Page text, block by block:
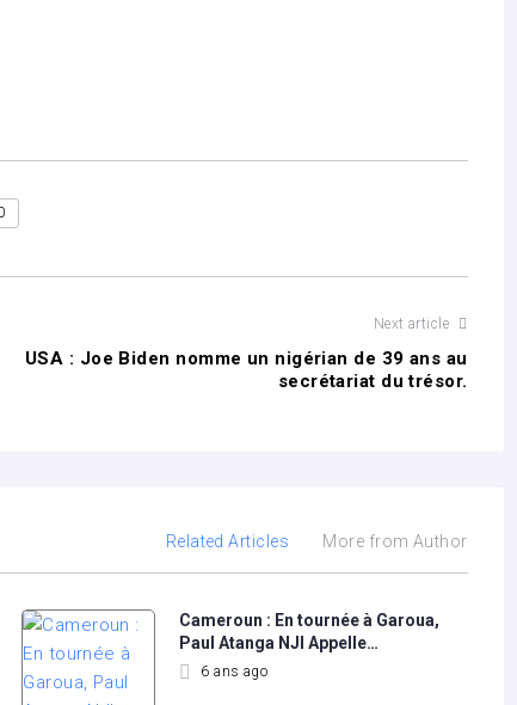
Next article
USA : Joe Biden nomme un nigérian de 39 ans au
secrétariat du trésor.
Related Articles More from Author
Cameroun : En tournée à Garoua,
Paul Atanga NJI Appelle…
6 ans ago